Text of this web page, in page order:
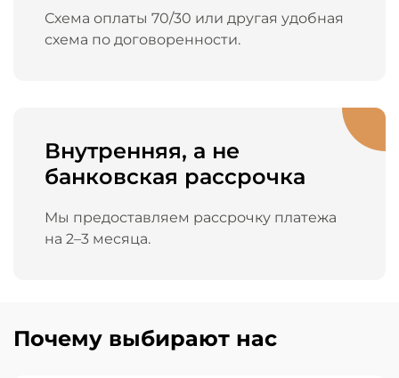
Схема оплаты 70/30 или другая удобная
схема по договоренности.
Внутренняя, а не
банковская рассрочка
Мы предоставляем рассрочку платежа
на 2–3 месяца.
Почему выбирают нас